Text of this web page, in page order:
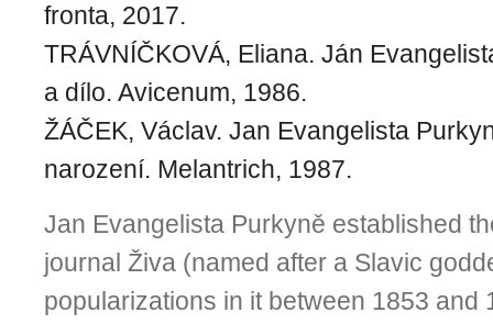
fronta, 2017.
TRÁVNÍČKOVÁ, Eliana. Ján
a dílo. Avicenum, 1986.
ŽÁČEK, Václav. Jan Evangelista
narození. Melantrich, 1987.
Jan Evangelista Purkyně established
journal Živa (named after a Slavic
populari­zations in it between 1853 and